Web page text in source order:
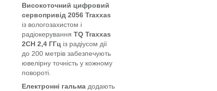
Високоточний цифровий
сервопривід 2056 Traxxas
із вологозахистом і
радіокерування TQ Traxxas
2CH 2,4 ГГціз радіусом дії
до 200 метрів забезпечують
ювелірну точність у кожному
повороті.
Електронні гальмадодають